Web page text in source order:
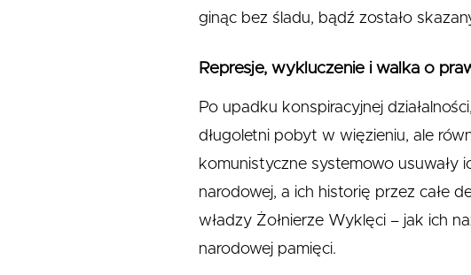
ginąc bez śladu, bądź zostało
Represje, wykluczenie i walka o
Po upadku konspiracyjnej
długoletni pobyt w więzieniu, ale
komunistyczne systemowo usuwały
narodowej, a ich historię przez całe
władzy Żołnierze Wyklęci – jak ich
narodowej pamięci.